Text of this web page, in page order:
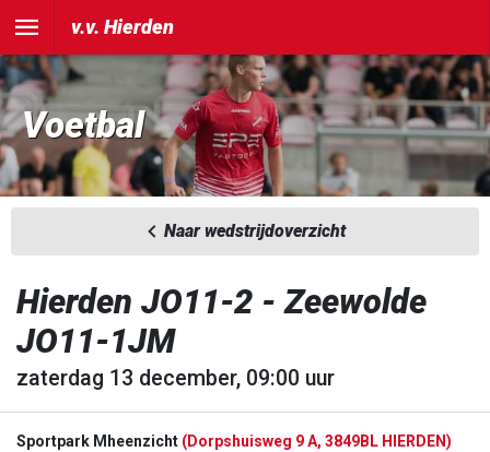
v.v. Hierden
Voetbal
Naar wedstrijdoverzicht
Hierden JO11-2 - Zeewolde
JO11-1JM
zaterdag 13 december, 09:00 uur
Sportpark Mheenzicht (Dorpshuisweg 9 A, 3849BL HIERDEN)